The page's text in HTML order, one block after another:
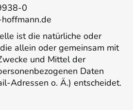
0
ist die natürliche oder
allein oder gemeinsam mit
und Mittel der
Daten
Adressen o. Ä.) entscheidet.